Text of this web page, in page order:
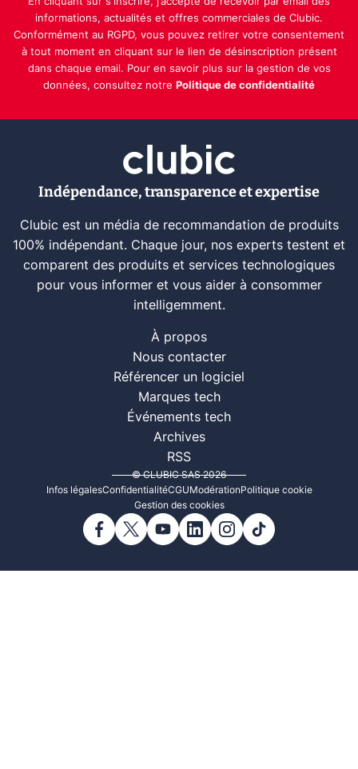
informations, actualités et offres commerciales de Clubic.
Conformément au RGPD, vous pouvez retirer votre consentement
à tout moment en cliquant sur le lien de désinscription présent
dans chaque email. Pour en savoir plus sur la gestion de vos
données, consultez notre Politique de confidentialité
Indépendance, transparence et expertise
Clubic est un média de recommandation de produits
100% indépendant. Chaque jour, nos experts testent et
comparent des produits et services technologiques
pour vous informer et vous aider à consommer
intelligemment.
À propos
Nous contacter
Référencer un logiciel
Marques tech
Événements tech
Archives
RSS
© CLUBIC SAS 2026
Infos légalesConfidentialitéCGUModérationPolitique cookie
Gestion des cookies